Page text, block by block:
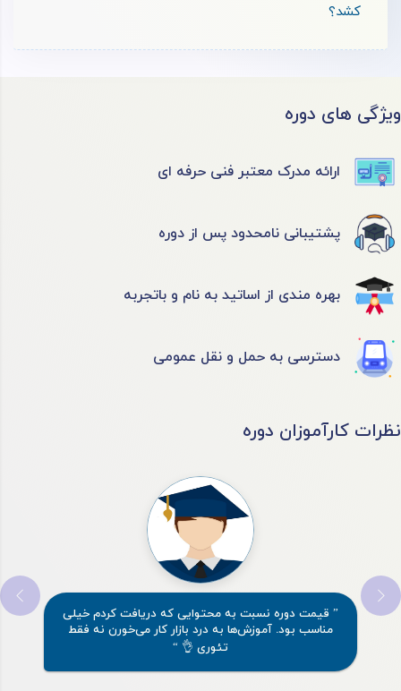
کشد؟
ویژگی های دوره
ارائه مدرک معتبر فنی حرفه ای
پشتیبانی نامحدود پس از دوره
بهره مندی از اساتید به نام و باتجربه
دسترسی به حمل و نقل عمومی
نظرات کارآموزان دوره
” قیمت دوره نسبت به محتوایی که دریافت کردم خیلی
مناسب بود. آموزش‌ها به درد بازار کار می‌خورن نه فقط
تئوری 👌 “